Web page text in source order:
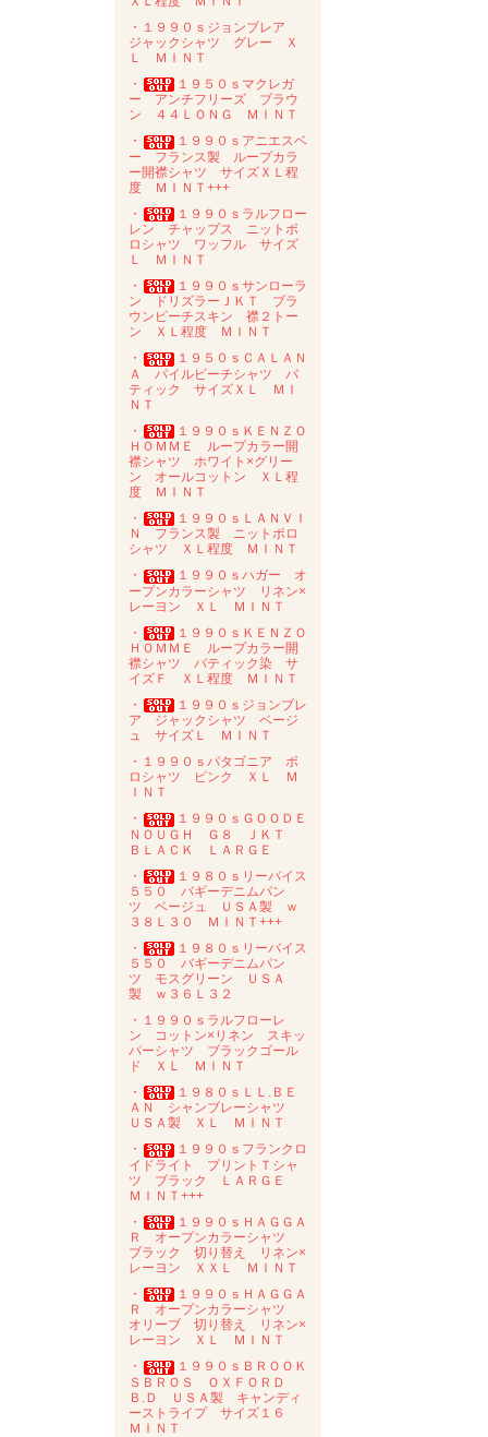
・１９９０ｓジョンブレア
ジャックシャツ グレー Ｘ
Ｌ ＭＩＮＴ
・
１９５０ｓマクレガ
ー アンチフリーズ ブラウ
ン ４４ＬＯＮＧ ＭＩＮＴ
・
１９９０ｓアニエスベ
ー フランス製 ループカラ
ー開襟シャツ サイズＸＬ程
度 ＭＩＮＴ+++
・
１９９０ｓラルフロー
レン チャップス ニットポ
ロシャツ ワッフル サイズ
Ｌ ＭＩＮＴ
・
１９９０ｓサンローラ
ン ドリズラーＪＫＴ ブラ
ウンピーチスキン 襟２トー
ン ＸＬ程度 ＭＩＮＴ
・
１９５０ｓＣＡＬＡＮ
Ａ パイルビーチシャツ バ
ティック サイズＸＬ ＭＩ
ＮＴ
・
１９９０ｓＫＥＮＺＯ
ＨＯＭＭＥ ループカラー開
襟シャツ ホワイト×グリー
ン オールコットン ＸＬ程
度 ＭＩＮＴ
・
１９９０ｓＬＡＮＶＩ
Ｎ フランス製 ニットポロ
シャツ ＸＬ程度 ＭＩＮＴ
・
１９９０ｓハガー オ
ープンカラーシャツ リネン×
レーヨン ＸＬ ＭＩＮＴ
・
１９９０ｓＫＥＮＺＯ
ＨＯＭＭＥ ループカラー開
襟シャツ バティック染 サ
イズＦ ＸＬ程度 ＭＩＮＴ
・
１９９０ｓジョンブレ
ア ジャックシャツ ベージ
ュ サイズＬ ＭＩＮＴ
・１９９０ｓパタゴニア ポ
ロシャツ ピンク ＸＬ Ｍ
ＩＮＴ
・
１９９０ｓＧＯＯＤＥ
ＮＯＵＧＨ Ｇ８ ＪＫＴ
ＢＬＡＣＫ ＬＡＲＧＥ
・
１９８０ｓリーバイス
５５０ バギーデニムパン
ツ ベージュ ＵＳＡ製 ｗ
３８Ｌ３０ ＭＩＮＴ+++
・
１９８０ｓリーバイス
５５０ バギーデニムパン
ツ モスグリーン ＵＳＡ
製 ｗ３６Ｌ３２
・１９９０ｓラルフローレ
ン コットン×リネン スキッ
パーシャツ ブラックゴール
ド ＸＬ ＭＩＮＴ
・
１９８０ｓＬＬ.ＢＥ
ＡＮ シャンブレーシャツ
ＵＳＡ製 ＸＬ ＭＩＮＴ
・
１９９０ｓフランクロ
イドライト プリントＴシャ
ツ ブラック ＬＡＲＧＥ
ＭＩＮＴ+++
・
１９９０ｓＨＡＧＧＡ
Ｒ オープンカラーシャツ
ブラック 切り替え リネン×
レーヨン ＸＸＬ ＭＩＮＴ
・
１９９０ｓＨＡＧＧＡ
Ｒ オープンカラーシャツ
オリーブ 切り替え リネン×
レーヨン ＸＬ ＭＩＮＴ
・
１９９０ｓＢＲＯＯＫ
ＳＢＲＯＳ ＯＸＦＯＲＤ
Ｂ.Ｄ ＵＳＡ製 キャンディ
ーストライプ サイズ１６
ＭＩＮＴ